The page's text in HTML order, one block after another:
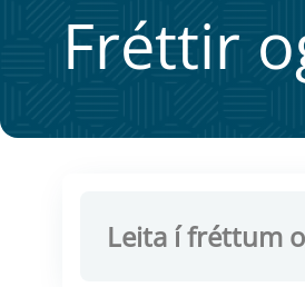
Frétt­ir